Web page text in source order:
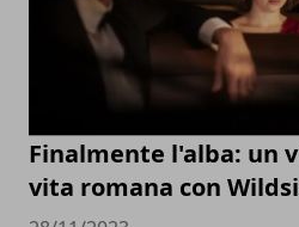
Finalmente l'alba: un
vita romana con